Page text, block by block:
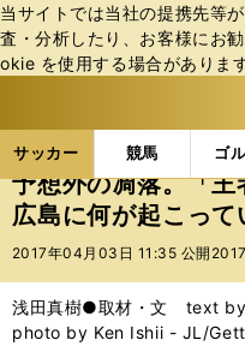
当サイトでは当社の提携先等
査・分析したり、お客様にお
okie を使⽤する場合がありま
サッカー 競馬 ゴ
ス
ポ
ル
バ
サッカーの記事一覧
予想外の凋落。「
広島に何が起こって
2017年04月03日 11:35 公開
浅田真樹●取材・文 text
photo by Ken Ishii - JL/